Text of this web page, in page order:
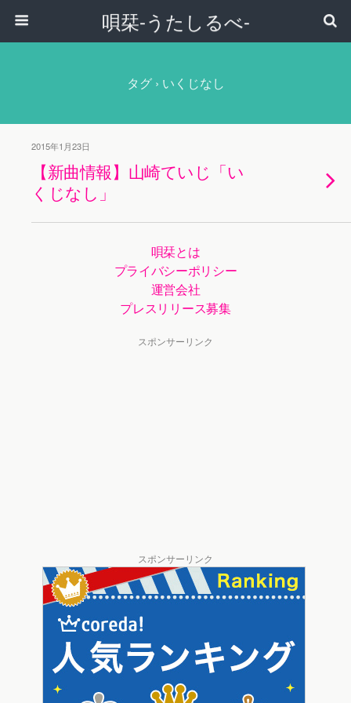
唄栞-うたしるべ-
タグ › いくじなし
2015年1月23日
【新曲情報】山崎ていじ「い
くじなし」
唄栞とは
プライバシーポリシー
運営会社
プレスリリース募集
スポンサーリンク
スポンサーリンク